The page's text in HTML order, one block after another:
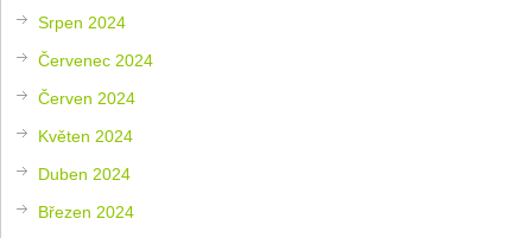
Srpen 2024
Červenec 2024
Červen 2024
Květen 2024
Duben 2024
Březen 2024